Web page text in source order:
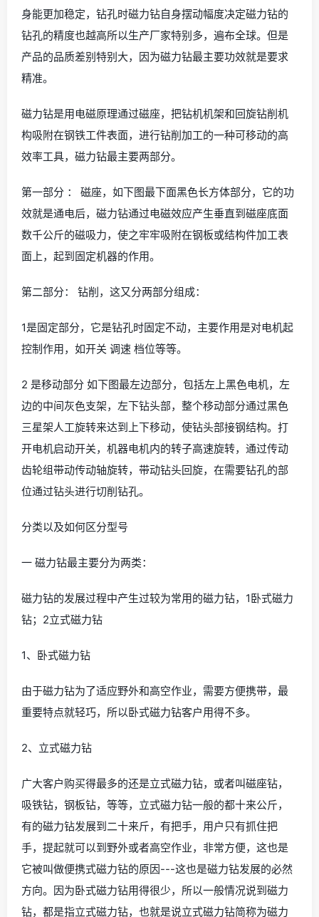
身能更加稳定，钻孔时磁力钻自身摆动幅度决定磁力钻的
钻孔的精度也越高所以生产厂家特别多，遍布全球。但是
产品的品质差别特别大，因为磁力钻最主要功效就是要求
精准。
磁力钻是用电磁原理通过磁座，把钻机机架和回旋钻削机
构吸附在钢铁工件表面，进行钻削加工的一种可移动的高
效率工具，磁力钻最主要两部分。
第一部分 ： 磁座，如下图最下面黑色长方体部分，它的功
效就是通电后，磁力钻通过电磁效应产生垂直到磁座底面
数千公斤的磁吸力，使之牢牢吸附在钢板或结构件加工表
面上，起到固定机器的作用。
第二部分： 钻削，这又分两部分组成：
1是固定部分，它是钻孔时固定不动，主要作用是对电机起
控制作用，如开关 调速 档位等等。
2 是移动部分 如下图最左边部分，包括左上黑色电机，左
边的中间灰色支架，左下钻头部，整个移动部分通过黑色
三星架人工旋转来达到上下移动，使钻头部接钢结构。打
开电机启动开关，机器电机内的转子高速旋转，通过传动
齿轮组带动传动轴旋转，带动钻头回旋，在需要钻孔的部
位通过钻头进行切削钻孔。
分类以及如何区分型号
一 磁力钻最主要分为两类：
磁力钻的发展过程中产生过较为常用的磁力钻，1卧式磁力
钻；2立式磁力钻
1、卧式磁力钻
由于磁力钻为了适应野外和高空作业，需要方便携带，最
重要特点就轻巧，所以卧式磁力钻客户用得不多。
2、立式磁力钻
广大客户购买得最多的还是立式磁力钻，或者叫磁座钻，
吸铁钻，钢板钻，等等，立式磁力钻一般的都十来公斤，
有的磁力钻发展到二十来斤，有把手，用户只有抓住把
手，提起就可以到野外或者高空作业，非常方便，这也是
它被叫做便携式磁力钻的原因---这也是磁力钻发展的必然
方向。因为卧式磁力钻用得很少，所以一般情况说到磁力
钻，都是指立式磁力钻，也就是说立式磁力钻简称为磁力